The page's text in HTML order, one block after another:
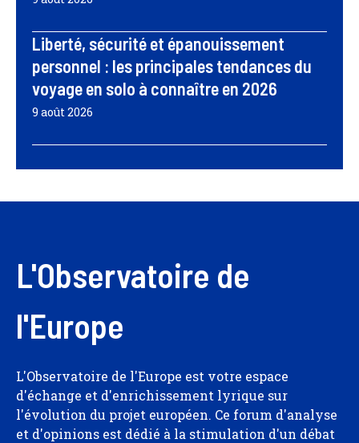
Liberté, sécurité et épanouissement
personnel : les principales tendances du
voyage en solo à connaître en 2026
9 août 2026
L'Observatoire de
l'Europe
L'Observatoire de l'Europe est votre espace
d'échange et d'enrichissement lyrique sur
l'évolution du projet européen. Ce forum d'analyse
et d'opinions est dédié à la stimulation d'un débat